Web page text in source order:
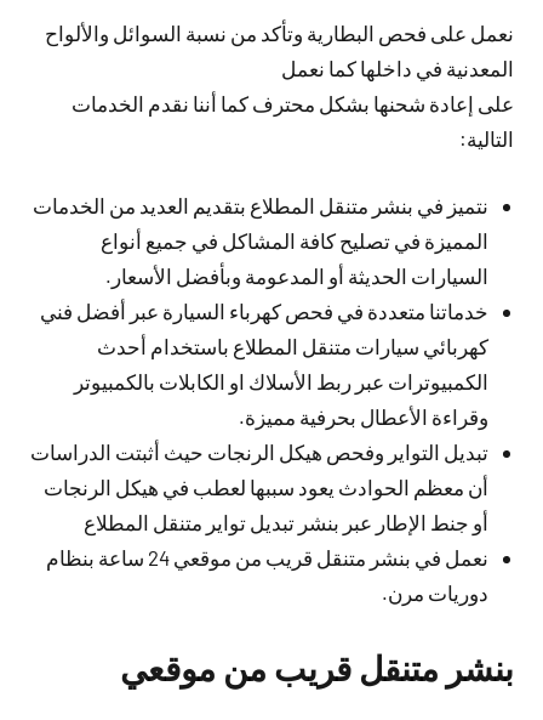
نعمل على فحص البطارية وتأكد من نسبة السوائل والألواح
المعدنية في داخلها كما نعمل
على إعادة شحنها بشكل محترف كما أننا نقدم الخدمات
التالية:
نتميز في بنشر متنقل المطلاع بتقديم العديد من الخدمات
المميزة في تصليح كافة المشاكل في جميع أنواع
السيارات الحديثة أو المدعومة وبأفضل الأسعار.
خدماتنا متعددة في فحص كهرباء السيارة عبر أفضل فني
كهربائي سيارات متنقل المطلاع باستخدام أحدث
الكمبيوترات عبر ربط الأسلاك او الكابلات بالكمبيوتر
وقراءة الأعطال بحرفية مميزة.
تبديل التواير وفحص هيكل الرنجات حيث أثبتت الدراسات
أن معظم الحوادث يعود سببها لعطب في هيكل الرنجات
أو جنط الإطار عبر بنشر تبديل تواير متنقل المطلاع
نعمل في بنشر متنقل قريب من موقعي 24 ساعة بنظام
دوريات مرن.
بنشر متنقل قريب من موقعي